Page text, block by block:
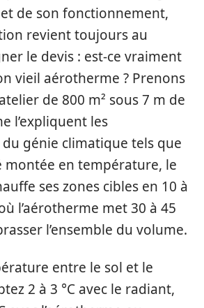
de son fonctionnement,
revient toujours au
le devis : est-ce vraiment
vieil aérotherme ? Prenons
de 800 m² sous 7 m de
l’expliquent les
génie climatique tels que
montée en température, le
ses zones cibles en 10 à
l’aérotherme met 30 à 45
l’ensemble du volume.
entre le sol et le
2 à 3 °C avec le radiant,